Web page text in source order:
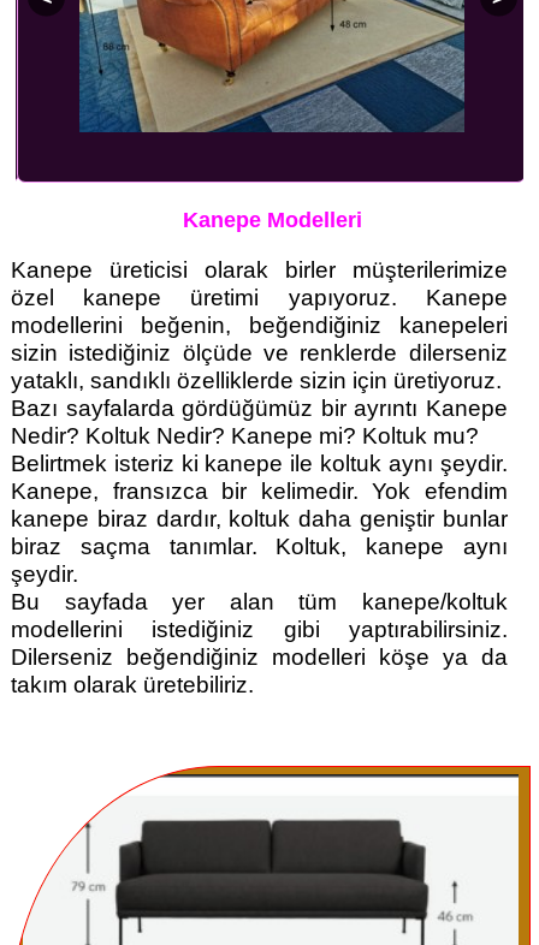
Kanepe Modelleri
Kanepe üreticisi olarak birler müşterilerimize
özel kanepe üretimi yapıyoruz. Kanepe
modellerini beğenin, beğendiğiniz kanepeleri
sizin istediğiniz ölçüde ve renklerde dilerseniz
yataklı, sandıklı özelliklerde sizin için üretiyoruz.
Bazı sayfalarda gördüğümüz bir ayrıntı Kanepe
Nedir? Koltuk Nedir? Kanepe mi? Koltuk mu?
Belirtmek isteriz ki kanepe ile koltuk aynı şeydir.
Kanepe, fransızca bir kelimedir. Yok efendim
kanepe biraz dardır, koltuk daha geniştir bunlar
biraz saçma tanımlar. Koltuk, kanepe aynı
şeydir.
Bu sayfada yer alan tüm kanepe/koltuk
modellerini istediğiniz gibi yaptırabilirsiniz.
Dilerseniz beğendiğiniz modelleri köşe ya da
takım olarak üretebiliriz.